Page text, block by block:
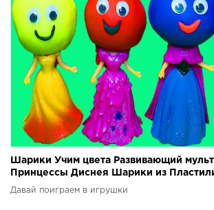
Шарики Учим цвета Развивающий
Принцессы Диснея Шарики из
шарики
Давай поиграем в игрушки